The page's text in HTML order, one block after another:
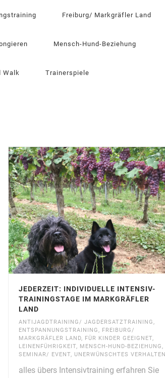
Freiburg/ Markgräfler Land
Mensch-Hund-Beziehung
Walk Trainerspiele
JEDERZEIT: INDIVIDUELLE INTENSIV-
TRAININGSTAGE IM MARKGRÄFLER
LAND
ANTIJAGDTRAINING/ JAGDERSATZTRAINING,
ENTSPANNUNGSTRAINING, FREIBURG/
MARKGRÄFLER LAND, FÜR KINDER GEEIGNET,
LEINENFÜHRIGKEIT, MENSCH-HUND-BEZIEHUNG,
SEMINAR/ EVENT, UNERWÜNSCHTES VERHALTEN
alles übers Intensivtraining erfahren Sie